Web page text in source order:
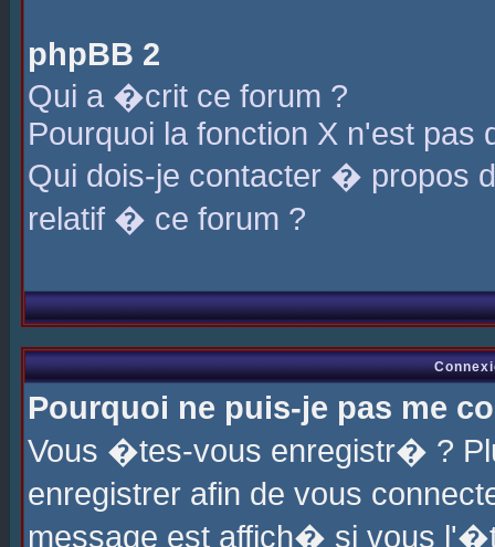
phpBB 2
Qui a �crit ce forum ?
Pourquoi la fonction X n'est pas
Qui dois-je contacter � propos
relatif � ce forum ?
Pourquoi ne puis-je pas me
Vous �tes-vous enregistr� ?
enregistrer afin de vous
message est affich� si vous